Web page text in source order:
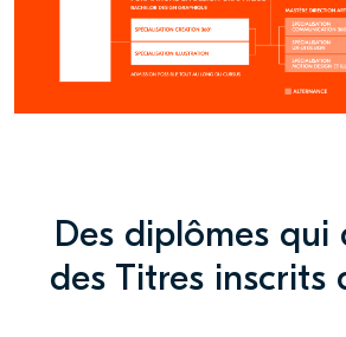
Des diplômes qui
des Titres inscrits